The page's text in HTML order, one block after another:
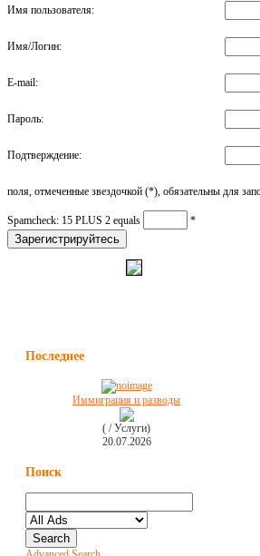
часов, которые Вы можете
Подробнее
Имя пользователя:
Имя/Логин:
E-mail:
Пароль:
Подтверждение:
поля, отмеченные звездочкой (*), обязательны для
Spamcheck: 15 PLUS 2 equals *
Зарегистрируйтесь
Последнее
Иммиграция и разводы
( / Услуги)
20.07.2026
Поиск